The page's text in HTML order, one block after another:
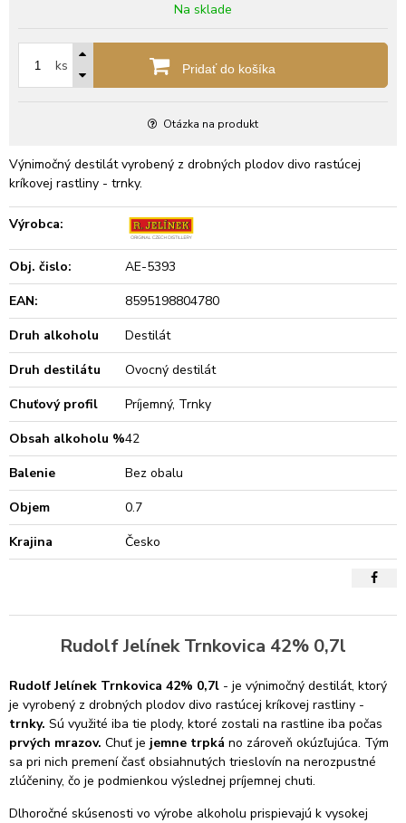
Na sklade
ks Pridať do košíka
Otázka na produkt
Výnimočný destilát vyrobený z drobných plodov divo rastúcej
kríkovej rastliny - trnky.
Výrobca:
Obj. čislo:
AE-5393
EAN:
8595198804780
Druh alkoholu
Destilát
Druh destilátu
Ovocný destilát
Chuťový profil
Príjemný, Trnky
Obsah alkoholu %42
Balenie
Bez obalu
Objem
0.7
Krajina
Česko
Rudolf Jelínek Trnkovica 42% 0,7l
Rudolf Jelínek Trnkovica 42% 0,7l - je výnimočný destilát, ktorý
je vyrobený z drobných plodov divo rastúcej kríkovej rastliny -
trnky. Sú využité iba tie plody, ktoré zostali na rastline iba počas
prvých mrazov. Chuť je jemne trpká no zároveň okúzľujúca. Tým
sa pri nich premení časť obsiahnutých trieslovín na nerozpustné
zlúčeniny, čo je podmienkou výslednej príjemnej chuti.
Dlhoročné skúsenosti vo výrobe alkoholu prispievajú k vysokej